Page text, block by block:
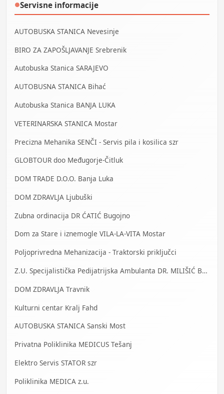
●Servisne informacije
AUTOBUSKA STANICA Nevesinje
BIRO ZA ZAPOŠLJAVANJE Srebrenik
Autobuska Stanica SARAJEVO
AUTOBUSNA STANICA Bihać
Autobuska Stanica BANJA LUKA
VETERINARSKA STANICA Mostar
Precizna Mehanika SENČI - Servis pila i kosilica szr
GLOBTOUR doo Međugorje-Čitluk
DOM TRADE D.O.O. Banja Luka
DOM ZDRAVLJA Ljubuški
Zubna ordinacija DR ĆATIĆ Bugojno
Dom za Stare i iznemogle VILA-LA-VITA Mostar
Poljoprivredna Mehanizacija - Traktorski priključci
Z.U. Specijalistička Pedijatrijska Ambulanta DR. MILIŠIĆ Banja Luka
DOM ZDRAVLJA Travnik
Kulturni centar Kralj Fahd
AUTOBUSKA STANICA Sanski Most
Privatna Poliklinika MEDICUS Tešanj
Elektro Servis STATOR szr
Poliklinika MEDICA z.u.